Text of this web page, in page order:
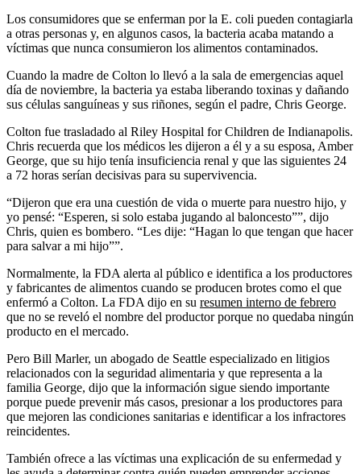
Los consumidores que se enferman por la E. coli pueden contagiarla
a otras personas y, en algunos casos, la bacteria acaba matando a
víctimas que nunca consumieron los alimentos contaminados.
Cuando la madre de Colton lo llevó a la sala de emergencias aquel
día de noviembre, la bacteria ya estaba liberando toxinas y dañando
sus células sanguíneas y sus riñones, según el padre, Chris George.
Colton fue trasladado al Riley Hospital for Children de Indianapolis.
Chris recuerda que los médicos les dijeron a él y a su esposa, Amber
George, que su hijo tenía insuficiencia renal y que las siguientes 24
a 72 horas serían decisivas para su supervivencia.
“Dijeron que era una cuestión de vida o muerte para nuestro hijo, y
yo pensé: “Esperen, si solo estaba jugando al baloncesto””, dijo
Chris, quien es bombero. “Les dije: “Hagan lo que tengan que hacer
para salvar a mi hijo””.
Normalmente, la FDA alerta al público e identifica a los productores
y fabricantes de alimentos cuando se producen brotes como el que
enfermó a Colton. La FDA dijo en su resumen interno de febrero
que no se reveló el nombre del productor porque no quedaba ningún
producto en el mercado.
Pero Bill Marler, un abogado de Seattle especializado en litigios
relacionados con la seguridad alimentaria y que representa a la
familia George, dijo que la información sigue siendo importante
porque puede prevenir más casos, presionar a los productores para
que mejoren las condiciones sanitarias e identificar a los infractores
reincidentes.
También ofrece a las víctimas una explicación de su enfermedad y